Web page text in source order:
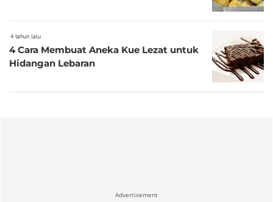
4 tahun lalu
4 Cara Membuat Aneka Kue Lezat untuk
Hidangan Lebaran
Advertisement